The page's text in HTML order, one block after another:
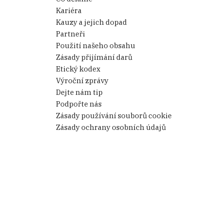
bis. Tento zákon jasně
s mafií potrestán. Podle
„Bonasorta věděl, že se
V této fázi můžeme
skupinou). Oba
stojí v žalobě.
shovívavější.
deset let, takže jsem
protože můj manžel
o vyšetřování. Ani jsem
Kariéra
Kauzy a jejich dopad
Partneři
Použití našeho obsahu
Zásady přijímání darů
Etický kodex
Výroční zprávy
Dejte nám tip
Podpořte nás
Zásady používání souborů cookie
Zásady ochrany osobních údajů